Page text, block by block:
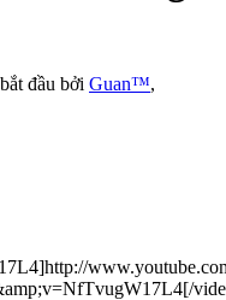
đầu bởi Guan™,